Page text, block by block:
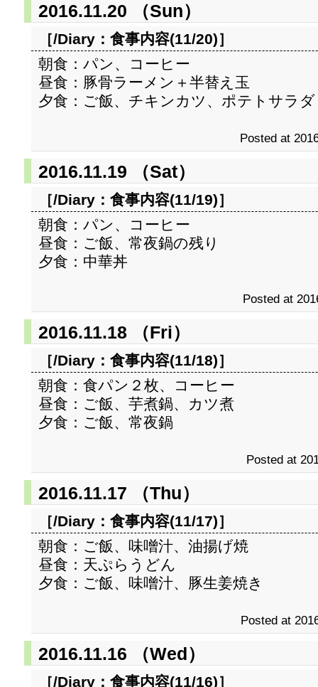
2016.11.20 （Sun）
［/Diary： 食事内容(11/20)］
朝食：パン、コーヒー
昼食：豚骨ラーメン＋半替え玉
夕食：ご飯、チキンカツ、ポテトサラダ
Posted at
2016.11.19 （Sat）
［/Diary： 食事内容(11/19)］
朝食：パン、コーヒー
昼食：ご飯、常夜鍋の残り
夕食：中華丼
Posted at
2016.11.18 （Fri）
［/Diary： 食事内容(11/18)］
朝食：食パン２枚、コーヒー
昼食：ご飯、芋煮鍋、カツ煮
夕食：ご飯、常夜鍋
Posted at
2016.11.17 （Thu）
［/Diary： 食事内容(11/17)］
朝食：ご飯、味噌汁、油揚げ焼
昼食：天ぷらうどん
夕食：ご飯、味噌汁、豚生姜焼き
Posted at
2016.11.16 （Wed）
［/Diary： 食事内容(11/16)］